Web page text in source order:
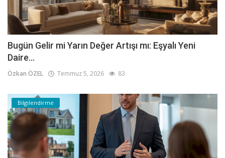
Bugün Gelir mi Yarın Değer Artışı mı: Eşyalı Yeni
Daire...
Özkan ÖZEL Temmuz 5, 2026 83
Bilgilendirme